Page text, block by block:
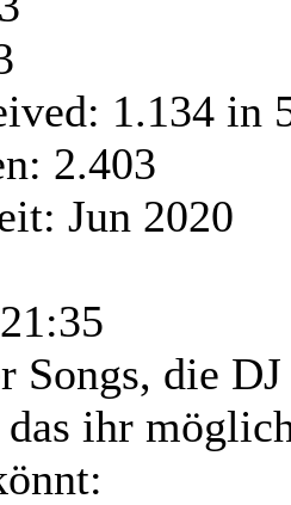
1.134 in
2.403
Jun 2020
Songs, die
ihr